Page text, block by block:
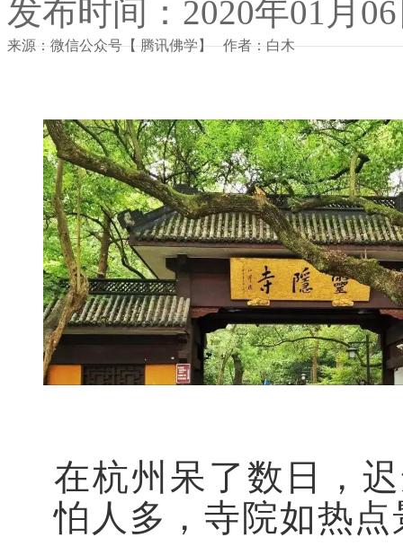
发布时间：2020年01月
来源：微信公众号【 腾讯佛学】 作者：白木
在杭州呆了数日，
怕人多，寺院如热